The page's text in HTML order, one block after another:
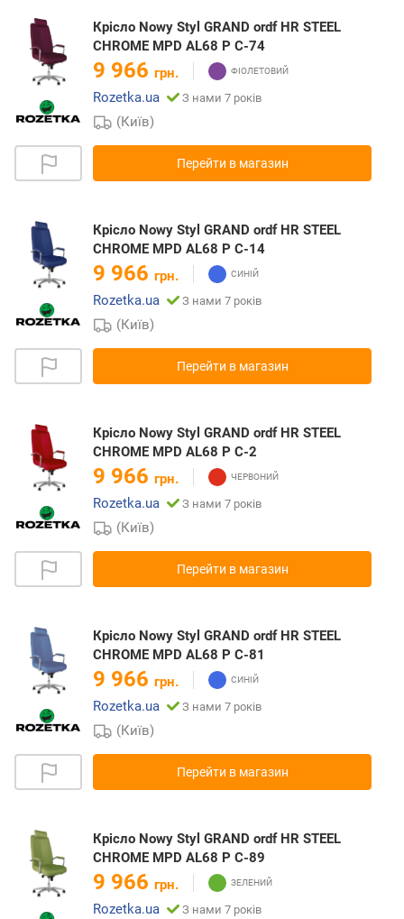
Крісло Nowy Styl GRAND ordf HR STEEL
CHROME MPD AL68 P C-74
9 966 грн.
Rozetka.ua
З нами 7 років
(Київ)
Перейти в магазин
Крісло Nowy Styl GRAND ordf HR STEEL
CHROME MPD AL68 P C-14
9 966 грн.
Rozetka.ua
З нами 7 років
(Київ)
Перейти в магазин
Крісло Nowy Styl GRAND ordf HR STEEL
CHROME MPD AL68 P C-2
9 966 грн.
Rozetka.ua
З нами 7 років
(Київ)
Перейти в магазин
Крісло Nowy Styl GRAND ordf HR STEEL
CHROME MPD AL68 P C-81
9 966 грн.
Rozetka.ua
З нами 7 років
(Київ)
Перейти в магазин
Крісло Nowy Styl GRAND ordf HR STEEL
CHROME MPD AL68 P C-89
9 966 грн.
Rozetka.ua
З нами 7 років